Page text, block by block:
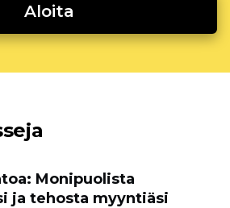
Aloita
Monipuolista
ja tehosta myyntiäsi